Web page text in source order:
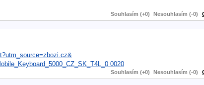
Souhlasím (+0) Nesouhlasím (-0)
0020
Souhlasím (+0) Nesouhlasím (-0)